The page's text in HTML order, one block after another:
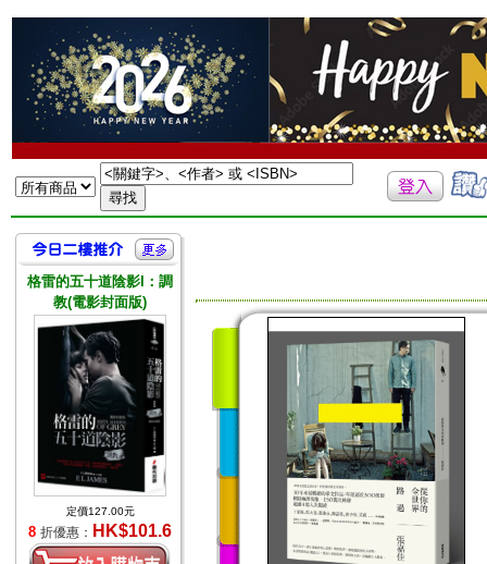
格雷的五十道陰影I：調
教(電影封面版)
定價127.00元
8 折優惠： HK$101.6